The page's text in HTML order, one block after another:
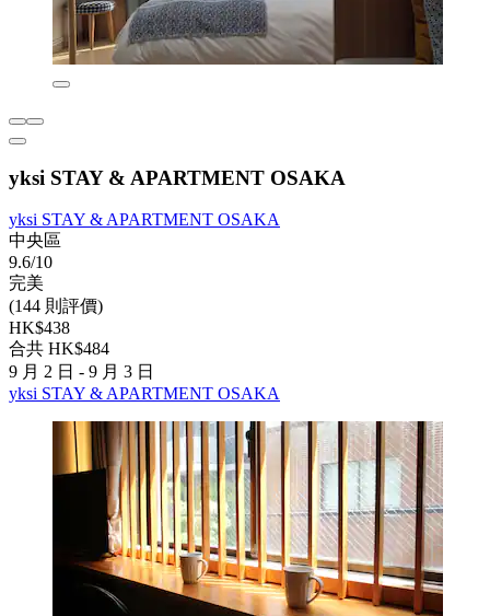
yksi STAY & APARTMENT OSAKA
yksi STAY & APARTMENT OSAKA
中央區
9.6/10
完美
(144 則評價)
HK$438
合共 HK$484
9 月 2 日 - 9 月 3 日
yksi STAY & APARTMENT OSAKA